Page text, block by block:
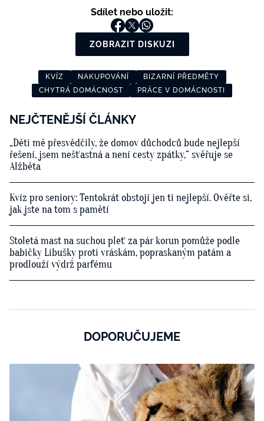
Sdílet nebo uložit:
ZOBRAZIT DISKUZI
KVÍZ NAKUPOVÁNÍ
BIZARNÍ PŘEDMĚTY
CHYTRÁ DOMÁCNOST
PRÁCE V DOMÁCNOSTI
NEJČTENĚJŠÍ ČLÁNKY
„Děti mě přesvědčily, že domov důchodců bude nejlepší
řešení, jsem nešťastná a není cesty zpátky,“ svěřuje se
Alžběta
Kvíz pro seniory: Tentokrát obstojí jen ti nejlepší. Ověřte si,
jak jste na tom s pamětí
Stoletá mast na suchou pleť za pár korun pomůže podle
babičky Libušky proti vráskám, popraskaným patám a
prodlouží výdrž parfému
DOPORUČUJEME